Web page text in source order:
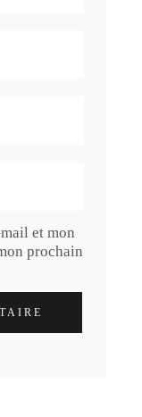
et mon
prochain